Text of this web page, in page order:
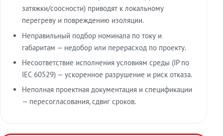
затяжки/соосности) приводят к локальному
перегреву и повреждению изоляции.
Неправильный подбор номинала по току и
габаритам — недобор или перерасход по проекту.
Несоответствие исполнения условиям среды (IP по
IEC 60529) — ускоренное разрушение и риск отказа.
Неполная проектная документация и спецификации
— пересогласования, сдвиг сроков.